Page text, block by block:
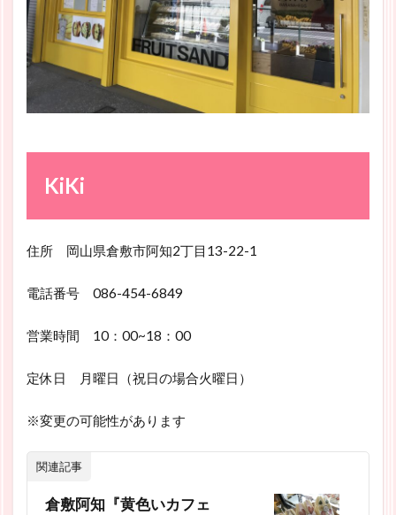
KiKi
住所 岡山県倉敷市阿知2丁目13-22-1
電話番号 086-454-6849
営業時間 10：00~18：00
定休日 月曜日（祝日の場合火曜日）
※変更の可能性があります
関連記事
倉敷阿知『黄色いカフェ